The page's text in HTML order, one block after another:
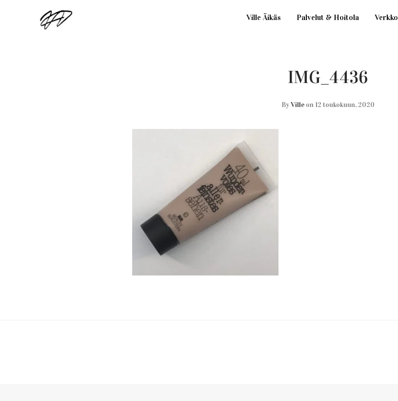
Ville Äikäs Palvelut & Hoitola
IMG_4436
ByVille on 12 toukokuun, 2020